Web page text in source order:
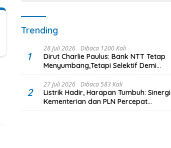
Trending
1
28 Juli 2026 Dibaca 1200 Kali
Dirut Charlie Paulus: Bank NTT Tetap
Menyumbang,Tetapi Selektif Demi
Kepentingan Masyarakat
2
27 Juli 2026 Dibaca 583 Kali
Listrik Hadir, Harapan Tumbuh: Sinergi
Kementerian dan PLN Percepat
Pembangunan Infrastruktur Desa